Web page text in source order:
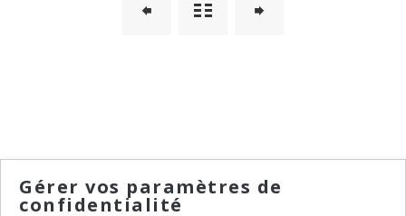
Gérer vos paramètres de
confidentialité